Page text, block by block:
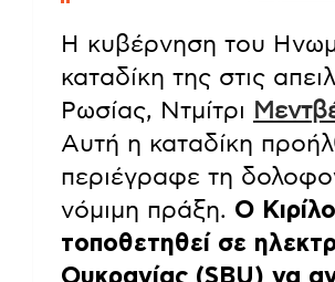
Η κυβέρνηση του
καταδίκη της στις
Ρωσίας, Ντμίτρι
Αυτή η καταδίκη
περιέγραφε τη
νόμιμη πράξη. Ο
τοποθετηθεί σε
Ουκρανίας (SBU) να